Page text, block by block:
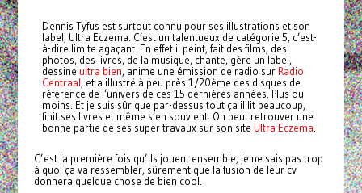
Dennis Tyfus est surtout connu pour ses illustrations et son
label, Ultra Eczema. C’est un talentueux de catégorie 5, c’est-
à-dire limite agaçant. En effet il peint, fait des films, des
photos, des livres, de la musique, chante, gère un label,
dessine ultra bien, anime une émission de radio sur Radio
Centraal, et a illustré à peu près 1/20ème des disques de
référence de l’univers de ces 15 dernières années. Plus ou
moins. Et je suis sûr que par-dessus tout ça il lit beaucoup,
finit ses livres et même s’en souvient. On peut retrouver une
bonne partie de ses super travaux sur son site Ultra Eczema.
C’est la première fois qu’ils jouent ensemble, je ne sais pas trop
à quoi ça va ressembler, sûrement que la fusion de leur cv
donnera quelque chose de bien cool.